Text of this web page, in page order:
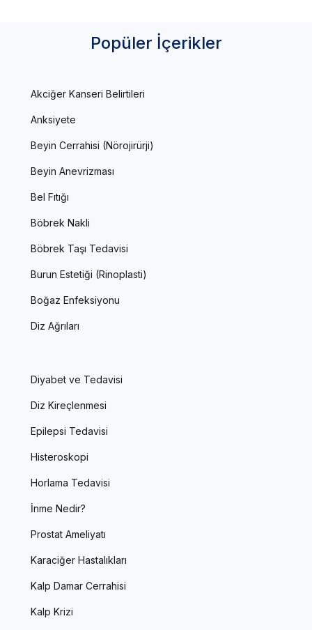
Popüler İçerikler
Akciğer Kanseri Belirtileri
Anksiyete
Beyin Cerrahisi (Nörojirürji)
Beyin Anevrizması
Bel Fıtığı
Böbrek Nakli
Böbrek Taşı Tedavisi
Burun Estetiği (Rinoplasti)
Boğaz Enfeksiyonu
Diz Ağrıları
Diyabet ve Tedavisi
Diz Kireçlenmesi
Epilepsi Tedavisi
Histeroskopi
Horlama Tedavisi
İnme Nedir?
Prostat Ameliyatı
Karaciğer Hastalıkları
Kalp Damar Cerrahisi
Kalp Krizi